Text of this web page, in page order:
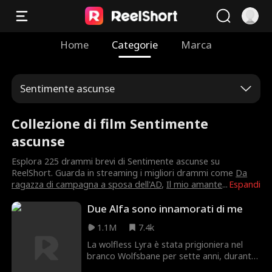
Home Categorie Marca
Sentimente ascunse
Collezione di film Sentimente
ascunse
Espandi
Esplora 225 drammi brevi di Sentimente ascunse su
ReelShort. Guarda in streaming i migliori drammi come Da
ragazza di campagna a sposa dell'AD,Il mio amante...
Due Alfa sono innamorati di me
1.1M
7.4k
La wolfless Lyra è stata prigioniera nel
branco Wolfsbane per sette anni, durante